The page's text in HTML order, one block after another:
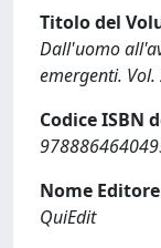
Titolo del
Dall'uomo
emergenti. Vol.
Codice ISBN
Nome Editore
QuiEdit